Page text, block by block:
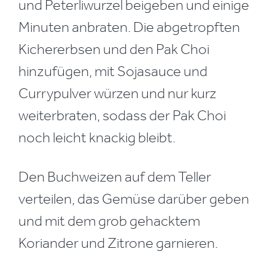
und Peterliwurzel beigeben und einige
Minuten anbraten. Die abgetropften
Kichererbsen und den Pak Choi
hinzufügen, mit Sojasauce und
Currypulver würzen und nur kurz
weiterbraten, sodass der Pak Choi
noch leicht knackig bleibt.
Den Buchweizen auf dem Teller
verteilen, das Gemüse darüber geben
und mit dem grob gehacktem
Koriander und Zitrone garnieren.